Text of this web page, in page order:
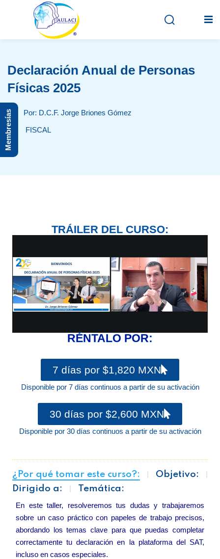
Inicio
Declaración Anual de Personas
Físicas 2025
Por: D.C.F. Jorge Briones Gómez
FISCAL
TRÁILER DEL CURSO:
RÉNTALO POR:
7 días por $1,820 MXN
Disponible por 7 días continuos a partir de su activación
30 días por $2,600 MXN
Disponible por 30 días continuos a partir de su activación
¿Por qué tomar este curso?:
Objetivo:
Dirigido a:
Temática:
En este taller, resolveremos tus dudas y trabajaremos
sobre un caso práctico con papeles de trabajo precisos,
abordando los temas clave para que puedas completar
correctamente tu declaración en la plataforma del SAT,
incluso en casos especiales.
Membresías